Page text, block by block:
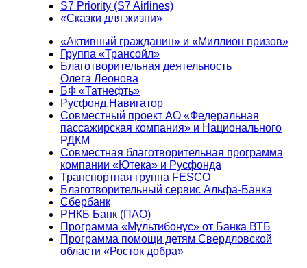
S7 Priority (S7 Airlines)
«Сказки для жизни»
«Активный гражданин» и «Миллион призов»
Группа «Трансойл»
Благотворительная деятельность
Олега Леонова
БФ «Татнефть»
Русфонд.Навигатор
Совместный проект АО «Федеральная
пассажирская компания» и Национального
РДКМ
Совместная благотворительная программа
компании «Ютека» и Русфонда
Транспортная группа FESCO
Благотворительный сервис Альфа-Банка
Сбербанк
РНКБ Банк (ПАО)
Программа «Мультибонус» от Банка ВТБ
Программа помощи детям Свердловской
области «Росток добра»